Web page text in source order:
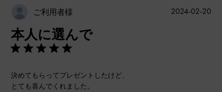
ご利用者様
本人に選んで
決めてもらってプレゼントしたけど、
とても喜んでくれました。
公
2024-02-20